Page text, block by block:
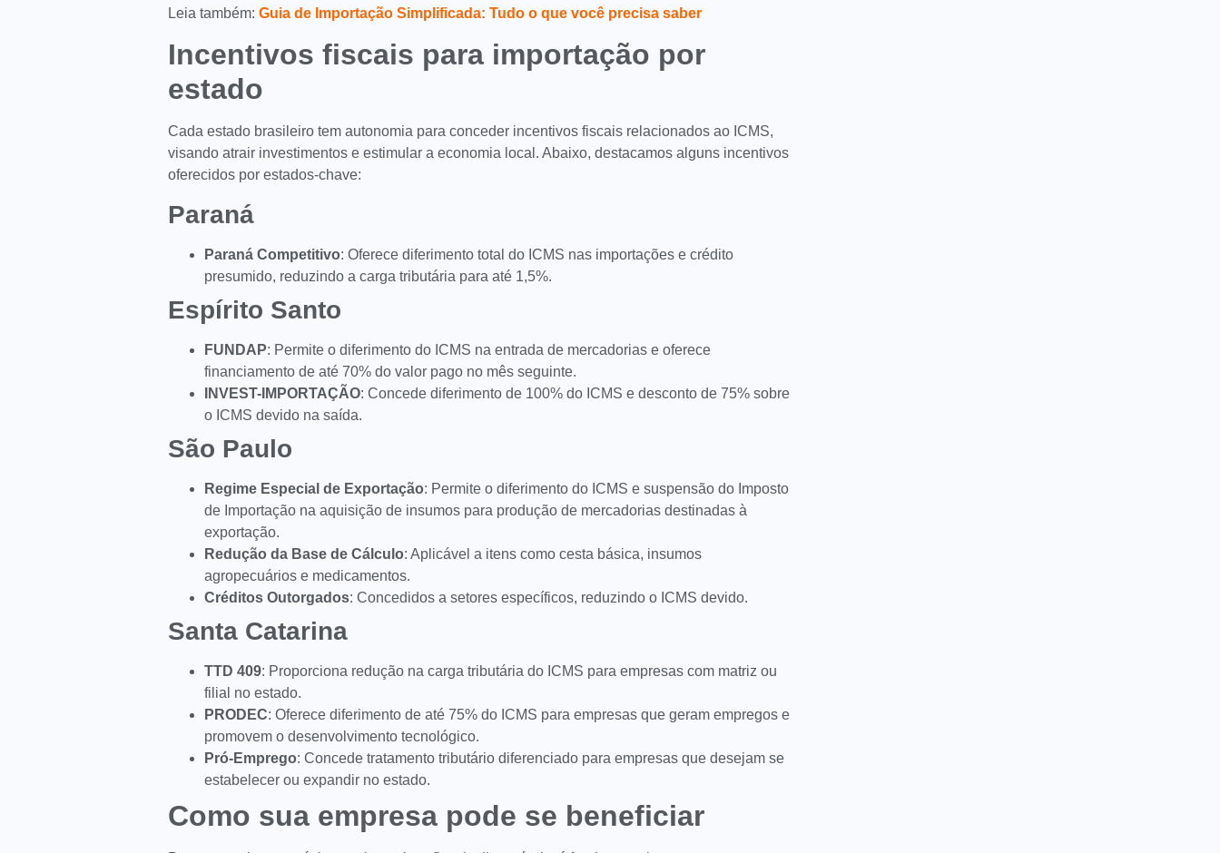
Leia também: Guia de Importação Simplificada: Tudo o que você precisa saber
Incentivos fiscais para importação por
estado
Cada estado brasileiro tem autonomia para conceder incentivos fiscais relacionados ao ICMS,
visando atrair investimentos e estimular a economia local. Abaixo, destacamos alguns incentivos
oferecidos por estados-chave:
Paraná
Paraná Competitivo: Oferece diferimento total do ICMS nas importações e crédito
presumido, reduzindo a carga tributária para até 1,5%.
Espírito Santo
FUNDAP: Permite o diferimento do ICMS na entrada de mercadorias e oferece
financiamento de até 70% do valor pago no mês seguinte.
INVEST-IMPORTAÇÃO: Concede diferimento de 100% do ICMS e desconto de 75% sobre
o ICMS devido na saída.
São Paulo
Regime Especial de Exportação: Permite o diferimento do ICMS e suspensão do Imposto
de Importação na aquisição de insumos para produção de mercadorias destinadas à
exportação.
Redução da Base de Cálculo: Aplicável a itens como cesta básica, insumos
agropecuários e medicamentos.
Créditos Outorgados: Concedidos a setores específicos, reduzindo o ICMS devido.
Santa Catarina
TTD 409: Proporciona redução na carga tributária do ICMS para empresas com matriz ou
filial no estado.
PRODEC: Oferece diferimento de até 75% do ICMS para empresas que geram empregos e
promovem o desenvolvimento tecnológico.
Pró-Emprego: Concede tratamento tributário diferenciado para empresas que desejam se
estabelecer ou expandir no estado.
Como sua empresa pode se beneficiar